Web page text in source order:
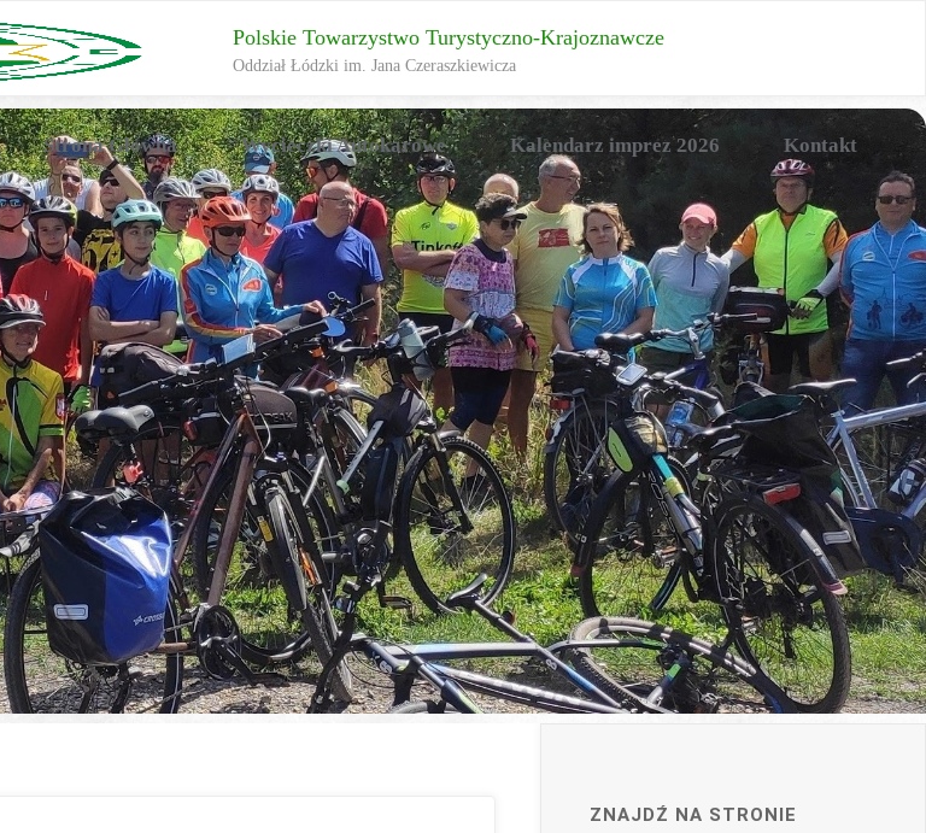
Polskie Towarzystwo Turystyczno-Krajoznawcze
Oddział Łódzki im. Jana Czeraszkiewicza
Przejdź
do
treści
Strona Główna Wycieczki Autokarowe Kalendarz imprez 2026 Kontakt
ZNAJDŹ NA STRONIE